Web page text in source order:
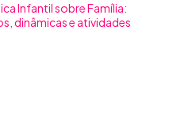
Infantil sobre Família:
dinâmicas e atividades